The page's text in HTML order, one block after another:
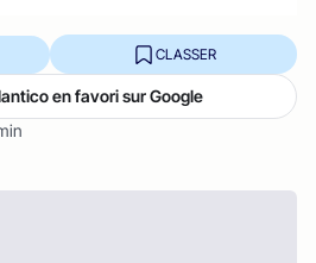
CLASSER
en favori sur Google